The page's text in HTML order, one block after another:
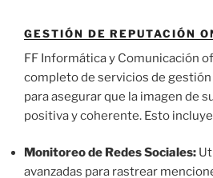
GESTIÓN DE REPUTACIÓN
FF Informática y Comunicación
completo de servicios de
para asegurar que la imagen de
positiva y coherente. Esto
Monitoreo de Redes Sociales:
avanzadas para rastrear